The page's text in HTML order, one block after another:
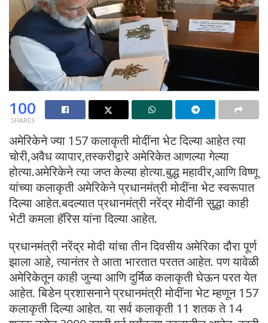
100
SHARES
अमेरिकेने ज्या 157 कलाकृती मोदींना भेट दिल्या आहेत त्या
चोरी,अवैध व्यापार,तस्करीद्वारे अमेरिकेत आणल्या गेल्या
होत्या.अमेरिकेने त्या जप्त केल्या होत्या.बुद्ध महावीर,आणि विष्णू
यांच्या कलाकृती अमेरिकेने प्रधानमंत्री मोदींना भेट स्वरूपात
दिल्या आहेत.बदल्यात प्रधानमंत्री नरेंद्र मोदींनी सुद्धा काही
भेटी कमला हॅरिस यांना दिल्या आहेत.
प्रधानमंत्री नरेंद्र मोदी यांचा तीन दिवसीय अमेरिका दौरा पूर्ण
झाला आहे, त्यानंतर ते आता भारतात परतत आहेत. पण यावेळी
अमेरिकेतून काही जुन्या आणि दुर्मिळ कलाकृती घेऊन परत येत
आहेत. बिडेन प्रशासनाने प्रधानमंत्री मोदींना भेट म्हणून 157
कलाकृती दिल्या आहेत. या सर्व कलाकृती 11 शतक ते 14